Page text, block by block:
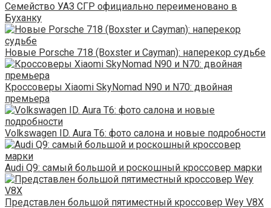
Семейство УАЗ СГР официально переименовано в
Буханку
Новые Porsche 718 (Boxster и Cayman): наперекор судьбе
Кроссоверы Xiaomi SkyNomad N90 и N70: двойная
премьера
Volkswagen ID. Aura T6: фото салона и новые подробности
Audi Q9: самый большой и роскошный кроссовер марки
Представлен большой пятиместный кроссовер Wey V8X